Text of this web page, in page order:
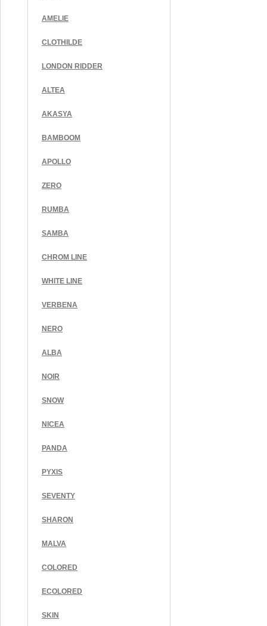
AMELIE
CLOTHILDE
LONDON RIDDER
ALTEA
AKASYA
BAMBOOM
APOLLO
ZERO
RUMBA
SAMBA
CHROM LINE
WHITE LINE
VERBENA
NERO
ALBA
NOIR
SNOW
NICEA
PANDA
PYXIS
SEVENTY
SHARON
MALVA
COLORED
ECOLORED
SKIN